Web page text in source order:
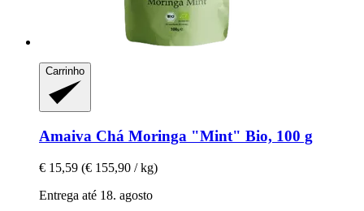
Carrinho
Amaiva Chá Moringa "Mint" Bio, 100 g
€ 15,59 (€ 155,90 / kg)
Entrega até 18. agosto